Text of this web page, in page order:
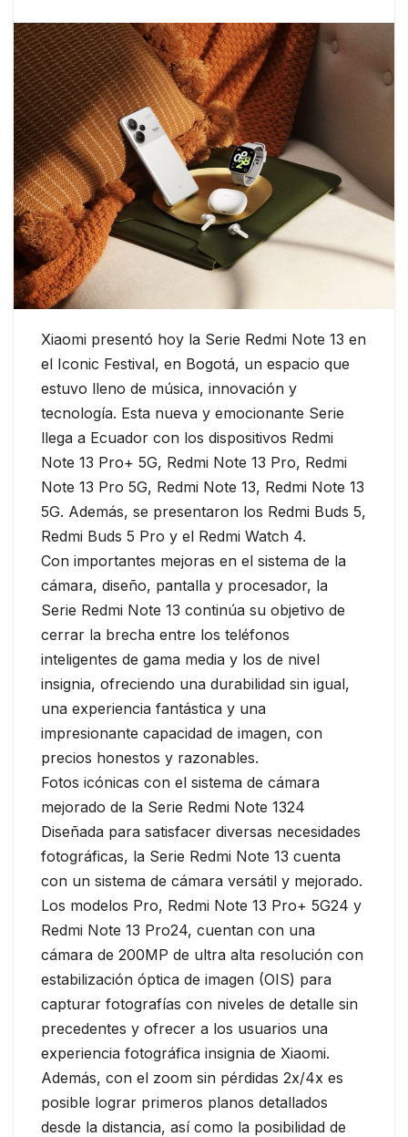
Xiaomi presentó hoy la Serie Redmi Note 13 en
el Iconic Festival, en Bogotá, un espacio que
estuvo lleno de música, innovación y
tecnología. Esta nueva y emocionante Serie
llega a Ecuador con los dispositivos Redmi
Note 13 Pro+ 5G, Redmi Note 13 Pro, Redmi
Note 13 Pro 5G, Redmi Note 13, Redmi Note 13
5G. Además, se presentaron los Redmi Buds 5,
Redmi Buds 5 Pro y el Redmi Watch 4.
Con importantes mejoras en el sistema de la
cámara, diseño, pantalla y procesador, la
Serie Redmi Note 13 continúa su objetivo de
cerrar la brecha entre los teléfonos
inteligentes de gama media y los de nivel
insignia, ofreciendo una durabilidad sin igual,
una experiencia fantástica y una
impresionante capacidad de imagen, con
precios honestos y razonables.
Fotos icónicas con el sistema de cámara
mejorado de la Serie Redmi Note 1324
Diseñada para satisfacer diversas necesidades
fotográficas, la Serie Redmi Note 13 cuenta
con un sistema de cámara versátil y mejorado.
Los modelos Pro, Redmi Note 13 Pro+ 5G24 y
Redmi Note 13 Pro24, cuentan con una
cámara de 200MP de ultra alta resolución con
estabilización óptica de imagen (OIS) para
capturar fotografías con niveles de detalle sin
precedentes y ofrecer a los usuarios una
experiencia fotográfica insignia de Xiaomi.
Además, con el zoom sin pérdidas 2x/4x es
posible lograr primeros planos detallados
desde la distancia, así como la posibilidad de